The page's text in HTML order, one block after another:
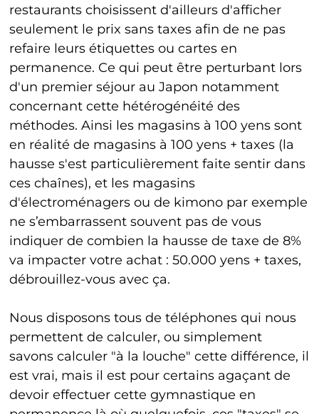
restaurants choisissent d'ailleurs d'afficher
seulement le prix sans taxes afin de ne pas
refaire leurs étiquettes ou cartes en
permanence. Ce qui peut être perturbant lors
d'un premier séjour au Japon notamment
concernant cette hétérogénéité des
méthodes. Ainsi les magasins à 100 yens sont
en réalité de magasins à 100 yens + taxes (la
hausse s'est particulièrement faite sentir dans
ces chaînes), et les magasins
d'électroménagers ou de kimono par exemple
ne s’embarrassent souvent pas de vous
indiquer de combien la hausse de taxe de 8%
va impacter votre achat : 50.000 yens + taxes,
débrouillez-vous avec ça.
Nous disposons tous de téléphones qui nous
permettent de calculer, ou simplement
savons calculer "à la louche" cette différence, il
est vrai, mais il est pour certains agaçant de
devoir effectuer cette gymnastique en